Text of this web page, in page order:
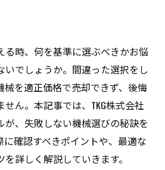
る時、何を基準に選ぶべきかお悩
いでしょうか。間違った選択をし
械を適正価格で売却できず、後悔
ん。本記事では、TKG株式会社
が、失敗しない機械選びの秘訣を
確認すべきポイントや、最適な
詳しく解説していきます。